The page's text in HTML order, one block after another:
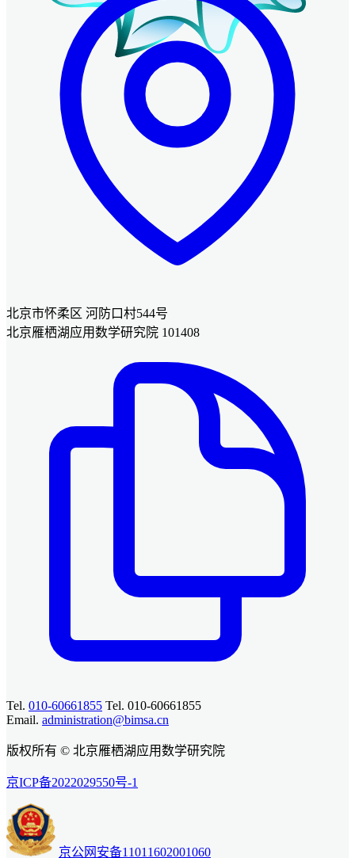
北京市怀柔区 河防口村544号
北京雁栖湖应用数学研究院 101408
Tel. 010-60661855 Tel. 010-60661855
Email. administration@bimsa.cn
版权所有 © 北京雁栖湖应用数学研究院
京ICP备2022029550号-1
京公网安备11011602001060